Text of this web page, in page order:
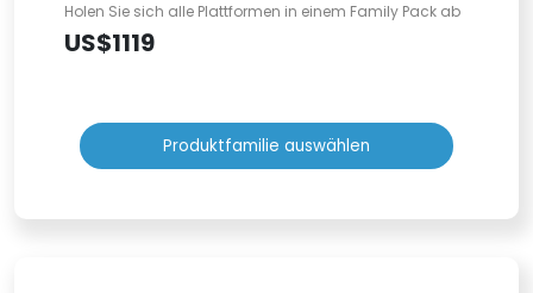
Holen Sie sich alle Plattformen in einem Family Pack ab
US$1119
Produktfamilie auswählen